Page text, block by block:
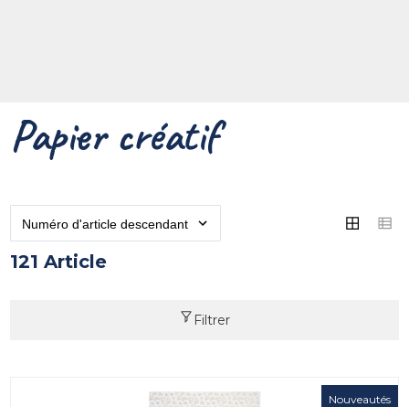
Papier créatif
121 Article
Filtrer
Nouveautés